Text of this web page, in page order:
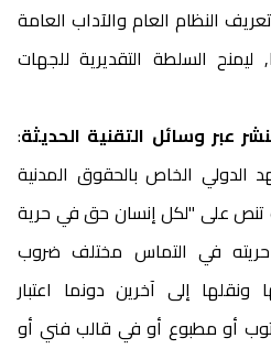
النظام العام والآداب العامة
ومن المسؤول عن تأطيرها٫ ليمنح السلطة التقديرية للجهات
:
الدولي الخاص بالحقوق المدنية
في مادته 19 حيث تنص على "لكل إنسان حق في حرية
حريته في التماس مختلف ضروب
ونقلها إلى آخرين دونما اعتبار
أو مطبوع أو في قالب فني أو